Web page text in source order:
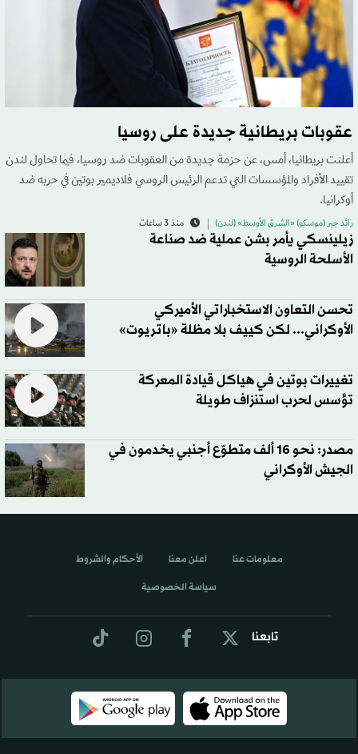
عقوبات بريطانية جديدة على روسيا
أعلنت بريطانيا، أمس، عن حزمة جديدة من العقوبات ضد روسيا، فيما تحاول لندن
تقييد الأفراد والمؤسسات التي تدعم الرئيس الروسي فلاديمير بوتين في حربه ضد
أوكرانيا.
رائد جبر (موسكو) «الشرق الأوسط» (لندن) منذ 3 ساعات
زيلينسكي يأمر بشن عملية ضد صناعة
الأسلحة الروسية
تحسن التعاون الاستخباراتي الأميركي
الأوكراني... لكن كييف بلا مظلة «باتريوت»
تغييرات بوتين في هياكل قيادة المعركة
تؤسس لحرب استنزاف طويلة
مصدر: نحو 16 ألف متطوّع أجنبي يخدمون في
الجيش الأوكراني
تابعنا
معلومات عنا اعلن معنا الأحكام والشروط
سياسة الخصوصية